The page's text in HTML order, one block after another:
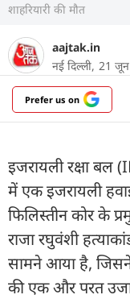
शाहरियारी की मौत
aajtak.in
नई दिल्ली, 21
Prefer us on
इजरायली रक्षा बल
में एक इजरायली
फिलिस्तीन कोर के
राजा रघुवंशी
सामने आया है,
की एक और परत